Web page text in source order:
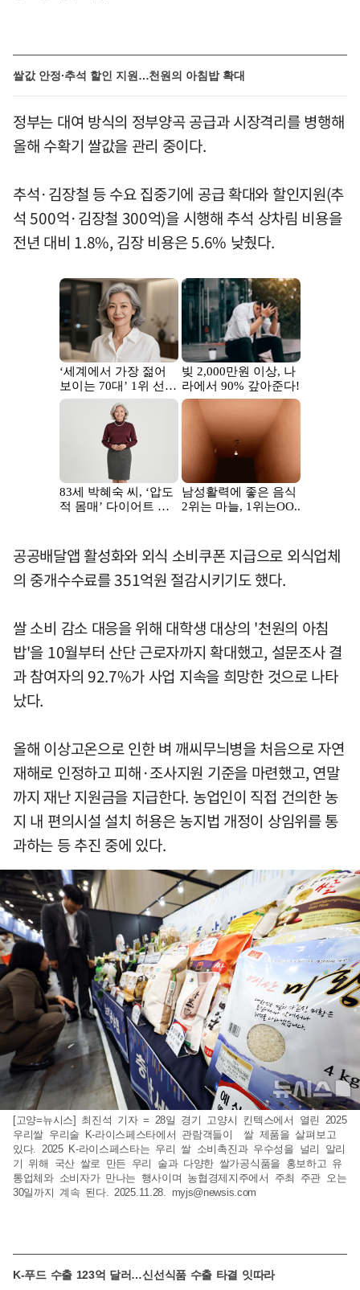
쌀값 안정·추석 할인 지원…천원의 아침밥 확대
정부는 대여 방식의 정부양곡 공급과 시장격리를 병행해
올해 수확기 쌀값을 관리 중이다.
추석·김장철 등 수요 집중기에 공급 확대와 할인지원(추
석 500억·김장철 300억)을 시행해 추석 상차림 비용을
전년 대비 1.8%, 김장 비용은 5.6% 낮췄다.
공공배달앱 활성화와 외식 소비쿠폰 지급으로 외식업체
의 중개수수료를 351억원 절감시키기도 했다.
쌀 소비 감소 대응을 위해 대학생 대상의 '천원의 아침
밥'을 10월부터 산단 근로자까지 확대했고, 설문조사 결
과 참여자의 92.7%가 사업 지속을 희망한 것으로 나타
났다.
올해 이상고온으로 인한 벼 깨씨무늬병을 처음으로 자연
재해로 인정하고 피해·조사지원 기준을 마련했고, 연말
까지 재난 지원금을 지급한다. 농업인이 직접 건의한 농
지 내 편의시설 설치 허용은 농지법 개정이 상임위를 통
과하는 등 추진 중에 있다.
[고양=뉴시스] 최진석 기자 = 28일 경기 고양시 킨텍스에서 열린 2025
우리쌀 우리술 K-라이스페스타에서 관람객들이 쌀 제품을 살펴보고
있다. 2025 K-라이스페스타는 우리 쌀 소비촉진과 우수성을 널리 알리
기 위해 국산 쌀로 만든 우리 술과 다양한 쌀가공식품을 홍보하고 유
통업체와 소비자가 만나는 행사이며 농협경제지주에서 주최 주관 오는
30일까지 계속 된다. 2025.11.28. myjs@newsis.com
K-푸드 수출 123억 달러…신선식품 수출 타결 잇따라